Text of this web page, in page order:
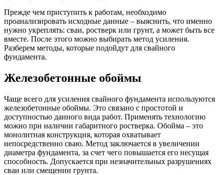
Прежде чем приступить к работам, необходимо
проанализировать исходные данные – выяснить, что именно
нужно укреплять: сваи, ростверк или грунт, а может быть все
вместе. После этого можно выбирать метод усиления.
Разберем методы, которые подойдут для свайного
фундамента.
Железобетонные обоймы
Чаще всего для усиления свайного фундамента используются
железобетонные обоймы. Это связано с простотой и
доступностью данного вида работ. Применять технологию
можно при наличии габаритного ростверка. Обойма – это
монолитная конструкция, которая охватывает
непосредственно сваю. Метод заключается в увеличении
диаметра фундамента, за счет чего повышается его несущая
способность. Допускается при незначительных разрушениях
сваи или смещении грунта.